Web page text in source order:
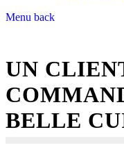
Menu back
UN
BELLE